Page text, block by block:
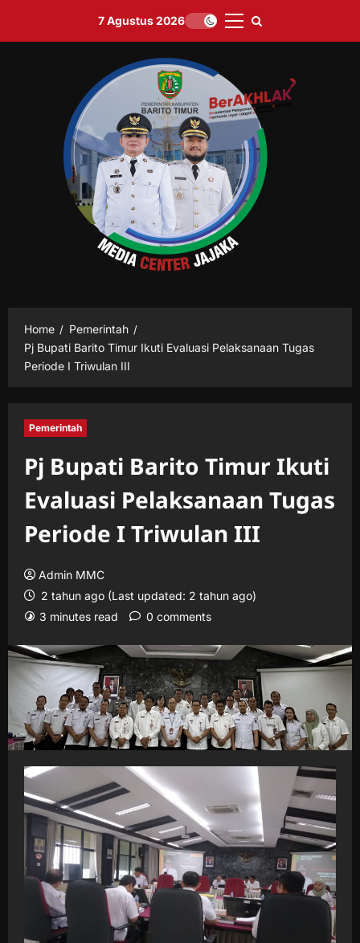
content
7 Agustus 2026
Primary
Home
Pemerintah
Pj Bupati Barito Timur Ikuti Evaluasi Pelaksanaan Tugas
Periode I Triwulan III
Pemerintah
Pj Bupati Barito Timur Ikuti
Evaluasi Pelaksanaan Tugas
Periode I Triwulan III
Admin MMC
2 tahun ago (Last updated: 2 tahun ago)
3 minutes read
0 comments